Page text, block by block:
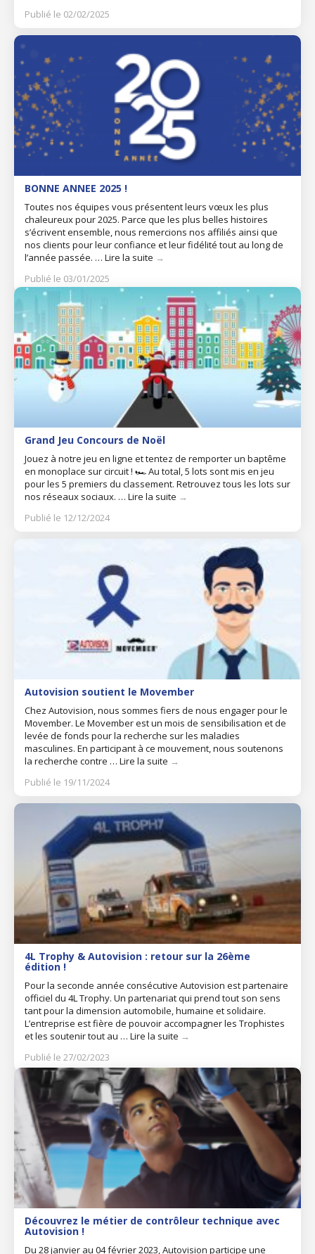
Publié le 02/02/2025
BONNE ANNEE 2025 !
Toutes nos équipes vous présentent leurs vœux les plus
chaleureux pour 2025. Parce que les plus belles histoires
s’écrivent ensemble, nous remercions nos affiliés ainsi que
nos clients pour leur confiance et leur fidélité tout au long de
l’année passée. … Lire la suite →
Publié le 03/01/2025
Grand Jeu Concours de Noël
Jouez à notre jeu en ligne et tentez de remporter un baptême
en monoplace sur circuit ! 🏎️ Au total, 5 lots sont mis en jeu
pour les 5 premiers du classement. Retrouvez tous les lots sur
nos réseaux sociaux. … Lire la suite →
Publié le 12/12/2024
Autovision soutient le Movember
Chez Autovision, nous sommes fiers de nous engager pour le
Movember. Le Movember est un mois de sensibilisation et de
levée de fonds pour la recherche sur les maladies
masculines. En participant à ce mouvement, nous soutenons
la recherche contre … Lire la suite →
Publié le 19/11/2024
4L Trophy & Autovision : retour sur la 26ème
édition !
Pour la seconde année consécutive Autovision est partenaire
officiel du 4L Trophy. Un partenariat qui prend tout son sens
tant pour la dimension automobile, humaine et solidaire.
L’entreprise est fière de pouvoir accompagner les Trophistes
et les soutenir tout au … Lire la suite →
Publié le 27/02/2023
Découvrez le métier de contrôleur technique avec
Autovision !
Du 28 janvier au 04 février 2023, Autovision participe une